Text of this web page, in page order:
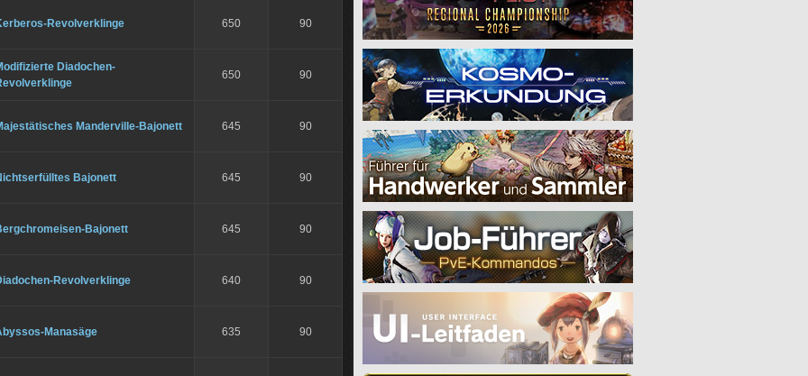
Revolverklinge 650 90
Diadochen-
650 90
Manderville-Bajonett 645 90
Bajonett 645 90
Bajonett 645 90
Revolverklinge 640 90
Manasäge 635 90